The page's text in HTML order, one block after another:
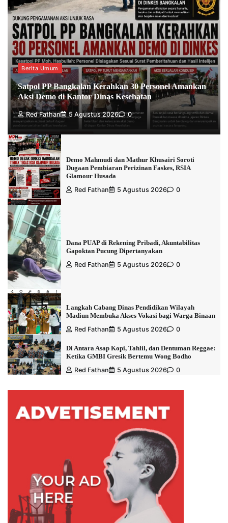
Berita Umum
Satpol PP Bangkalan Kerahkan 30 Personel Amankan
Aksi Demo di Kantor Dinas Kesehatan
Red Fathan 5 Agustus 2026 0
Demo Mahmudi dan Mathur Khusairi Soroti
Dugaan Pembiaran Perizinan Faskes, RSIA
Glamour Husada
Red Fathan
5 Agustus 2026 0
Dana PUAP di Rekening Pribadi, Akuntabilitas
Gapoktan Pucung Dipertanyakan
Red Fathan
5 Agustus 2026 0
Langkah Cabang Dinas Pendidikan Wilayah
Madiun Membuka Akses Vokasi bagi Warga Binaan
Red Fathan
5 Agustus 2026 0
Di Antara Asap Kopi, Tahlil, dan Dentuman Reggae:
Ketika GMBI Gresik Bertemu Wong Bodho
Red Fathan
5 Agustus 2026 0